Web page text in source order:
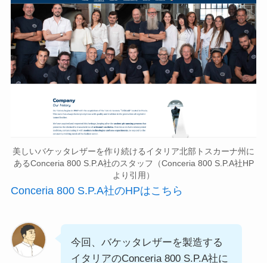
美しいバケッタレザーを作り続けるイタリア北部トスカーナ州に
あるConceria 800 S.P.A社のスタッフ（Conceria 800 S.P.A社HP
より引用）
Conceria 800 S.P.A社のHPはこちら
今回、バケッタレザーを製造する
イタリアのConceria 800 S.P.A社に